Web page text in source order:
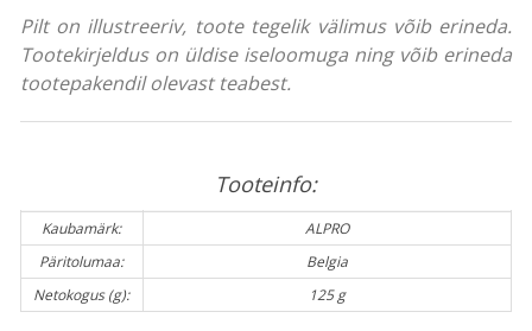
Pilt on illustreeriv, toote tegelik välimus võib erineda.
Tootekirjeldus on üldise iseloomuga ning võib erineda
tootepakendil olevast teabest.
Tooteinfo:
Kaubamärk:
ALPRO
Päritolumaa:
Belgia
Netokogus (g):
125 g